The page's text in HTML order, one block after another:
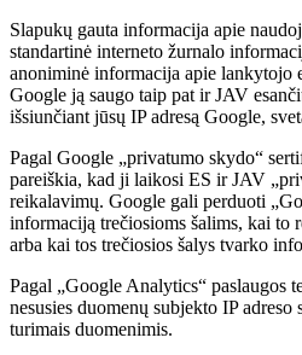
Slapukų gauta informacija apie
standartinė interneto žurnalo
anoniminė informacija apie lankytojo
Google ją saugo taip pat ir JAV
išsiunčiant jūsų IP adresą Google,
Pagal Google „privatumo skydo“
pareiškia, kad ji laikosi ES ir JAV
reikalavimų. Google gali perduoti
informaciją trečiosioms šalims, kai to
arba kai tos trečiosios šalys tvarko
Pagal „Google Analytics“ paslaugos
nesusies duomenų subjekto IP
turimais duomenimis.